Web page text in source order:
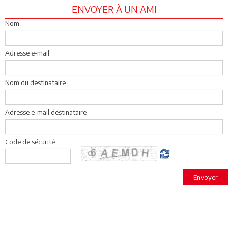
ENVOYER À UN AMI
Nom
Adresse e-mail
Nom du destinataire
Adresse e-mail destinataire
Code de sécurité
Envoyer